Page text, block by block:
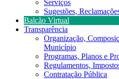
Serviços
Sugestões,
Balcão Virtual
Transparência
Organização,
Município
Programas, Planos e
Regulamentos,
Contratação Pública